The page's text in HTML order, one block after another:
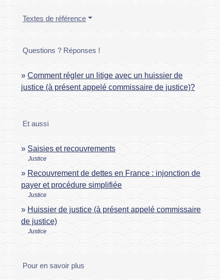
Textes de référence
Questions ? Réponses !
Comment régler un litige avec un huissier de
justice (à présent appelé commissaire de justice)?
Et aussi
Saisies et recouvrements
Justice
Recouvrement de dettes en France : injonction de
payer et procédure simplifiée
Justice
Huissier de justice (à présent appelé commissaire
de justice)
Justice
Pour en savoir plus